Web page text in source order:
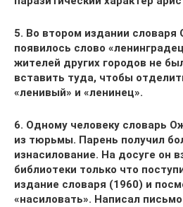
5. Во втором издании словаря
появилось слово
жителей других городов не
вставить туда, чтобы
«ленивый» и «ленинец».
6. Одному человеку словарь
из тюрьмы. Парень получил
изнасилование. На досуге он
библиотеки только что
издание словаря (1960) и
«насиловать». Написал